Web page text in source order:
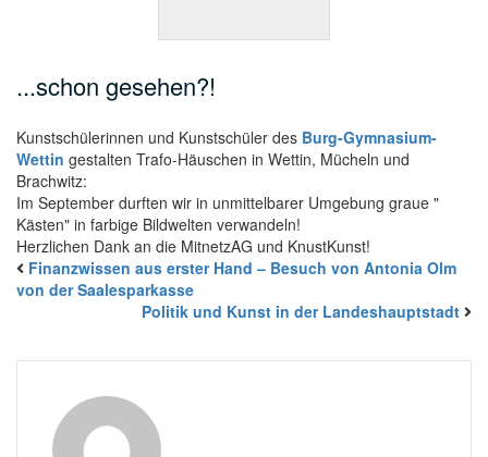
...schon gesehen?!
Kunstschülerinnen und Kunstschüler des Burg-Gymnasium-
Wettin gestalten Trafo-Häuschen in Wettin, Mücheln und
Brachwitz:
Im September durften wir in unmittelbarer Umgebung graue "
Kästen" in farbige Bildwelten verwandeln!
Herzlichen Dank an die MitnetzAG und KnustKunst!
Finanzwissen aus erster Hand – Besuch von Antonia Olm
von der Saalesparkasse
Politik und Kunst in der Landeshauptstadt